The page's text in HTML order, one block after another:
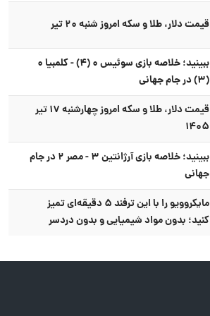
قیمت دلار، طلا و سکه امروز شنبه ۲۰ تیر
ببینید؛ خلاصه بازی سوئیس ۰ (۴) - کلمبیا ۰
(۳) در جام جهانی
قیمت دلار، طلا و سکه امروز چهارشنبه ۱۷ تیر
۱۴۰۵
ببینید؛ خلاصه بازی آرژانتین ۳ - مصر ۲ در جام
جهانی
مایکروویو را با این ترفند ۵ دقیقه‌ای تمیز
کنید؛ بدون مواد شیمیایی و بدون دردسر